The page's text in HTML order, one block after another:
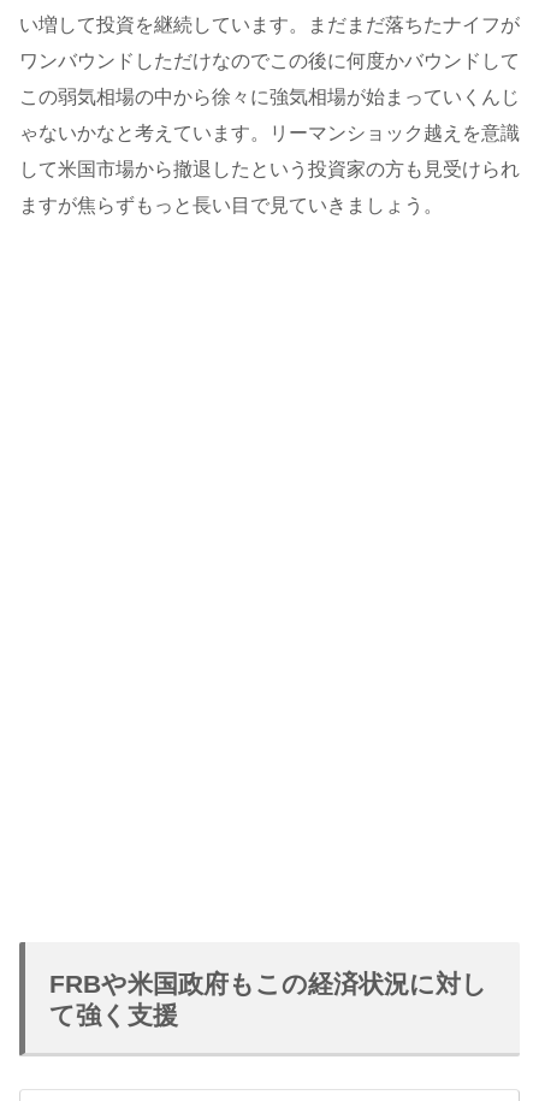
い増して投資を継続しています。まだまだ落ちたナイフが
ワンバウンドしただけなのでこの後に何度かバウンドして
この弱気相場の中から徐々に強気相場が始まっていくんじ
ゃないかなと考えています。リーマンショック越えを意識
して米国市場から撤退したという投資家の方も見受けられ
ますが焦らずもっと長い目で見ていきましょう。
FRBや米国政府もこの経済状況に対し
て強く支援